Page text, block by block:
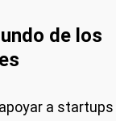
de los
a